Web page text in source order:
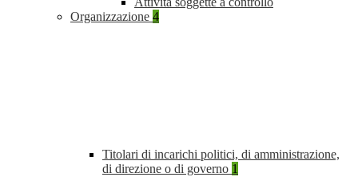
Organizzazione 4
Titolari di incarichi politici, di amministrazione,
di direzione o di governo 1